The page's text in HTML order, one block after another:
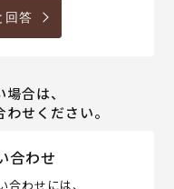
回答
合は、
せください。
合わせ
わせには、